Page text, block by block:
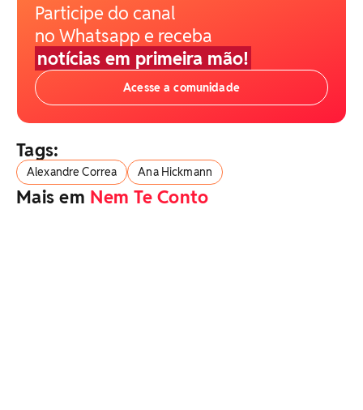
Participe do canal
no Whatsapp e receba
notícias em primeira mão!
Acesse a comunidade
Tags:
Alexandre Correa Ana Hickmann
Mais em Nem Te Conto